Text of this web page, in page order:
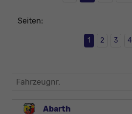
Seiten:
1 2 3 4
Fahrzeugnr.
Abarth